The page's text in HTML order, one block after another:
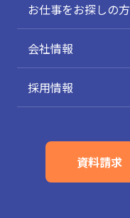
お仕事をお探しの方
会社情報
採用情報
資料請求